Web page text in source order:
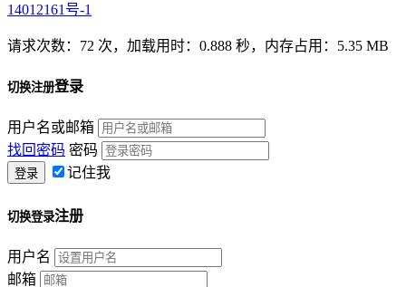
14012161号-1
请求次数：72 次，加载用时：0.888 秒，内存占用：5.35 MB
切换注册登录
用户名或邮箱
找回密码 密码
记住我
切换登录注册
用户名
邮箱